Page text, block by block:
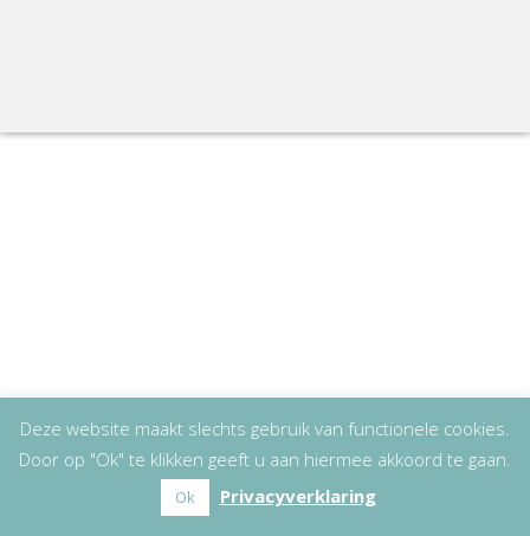
Deze website maakt slechts gebruik van functionele cookies.
Door op "Ok" te klikken geeft u aan hiermee akkoord te gaan.
Ok Privacyverklaring